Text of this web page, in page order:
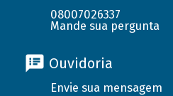
08007026337
Mande sua pergunta
Ouvidoria
Envie sua mensagem